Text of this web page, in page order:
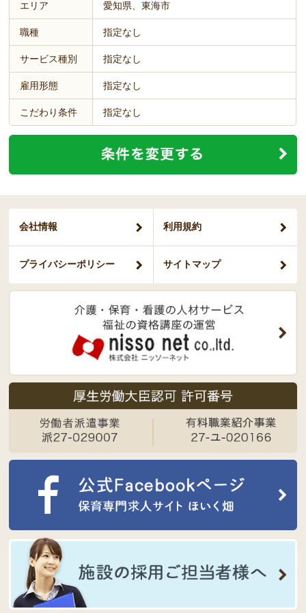
エリア 愛知県、東海市
職種 指定なし
サービス種別 指定なし
雇用形態 指定なし
こだわり条件 指定なし
会社情報 利用規約
プライバシーポリシー サイトマップ